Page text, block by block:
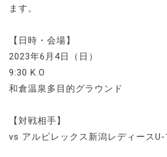
ます。
【日時・会場】
2023年6月4日（日）
9:30 K.O
和倉温泉多目的グラウンド
【対戦相手】
vs アルビレックス新潟レディースU-